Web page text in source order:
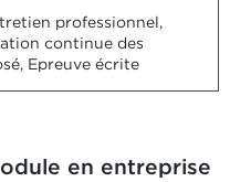
professionnel,
continue des
Epreuve écrite
en entreprise